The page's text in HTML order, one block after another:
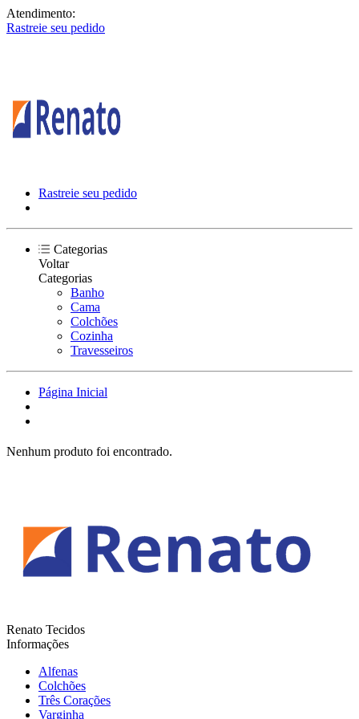
Atendimento:
Rastreie seu pedido
Rastreie seu pedido
Categorias
Voltar
Categorias
Banho
Cama
Colchões
Cozinha
Travesseiros
Página Inicial
Nenhum produto foi encontrado.
Renato Tecidos
Informações
Alfenas
Colchões
Três Corações
Varginha